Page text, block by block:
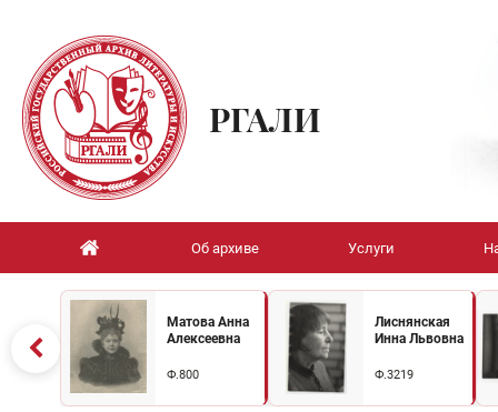
РГАЛИ
Об архиве Услуги
Матова Анна
Алексеевна
Ф.800
Лиснянская
Инна Львовна
Ф.3219